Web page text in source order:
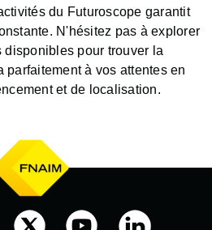
du Futuroscope garantit
N'hésitez pas à explorer
disponibles pour trouver la
parfaitement à vos attentes en
et de localisation.